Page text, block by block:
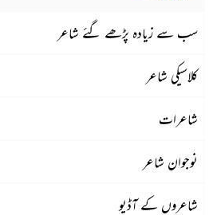
سب سے زیادہ پڑھے گئے شاعر
کلاسیکی شاعر
شاعرات
نوجوان شاعر
شاعروں کے آڈیو